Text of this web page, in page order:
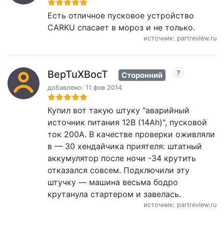
Есть отличное пусковое устройство
CARKU спасает в мороз и не только.
источник: partreview.ru
BepTuXBocT Сторонний
добавлено: 11 фев 2014
Купил вот такую штуку "аварийный
источник питания 12В (14Ah)", пусковой
ток 200А. В качестве проверки оживляли
в — 30 хендайчика приятеля: штатный
аккумулятор после ночи -34 крутить
отказался совсем. Подключили эту
штучку — машина весьма бодро
крутанула стартером и завелась.
источник: partreview.ru